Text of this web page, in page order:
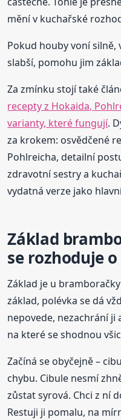
mění v kuchařské
Pokud houby voní silně,
slabší, pomohu jim
Za zmínku stojí také
recepty z Hokaida,
varianty, které fungují.
za krokem: osvědčené
Pohlreicha, detailní
zdravotní sestry a
vydatná verze jako
Základ
se rozhoduje
Základ je u
základ, polévka se dá
nepovede, nezachrání ji
na které se shodnou
Začíná se obyčejně –
chybu. Cibule nesmí
zůstat syrová. Chci z ní
Restuji ji pomalu, na